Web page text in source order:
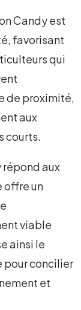
Candy est
favorisant
qui
de proximité,
aux
courts.
répond aux
offre un
viable
ainsi le
concilier
et